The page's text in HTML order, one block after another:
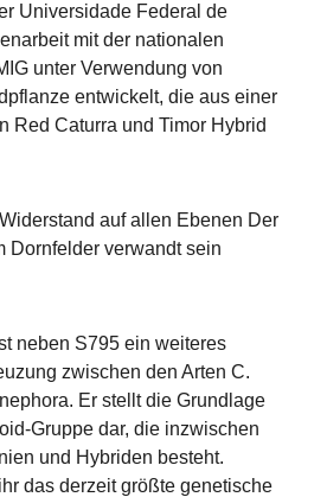
Universidade Federal de
mit der nationalen
unter Verwendung von
entwickelt, die aus einer
Red Caturra und Timor Hybrid
auf allen Ebenen Der
Dornfelder verwandt sein
neben S795 ein weiteres
zwischen den Arten C.
Er stellt die Grundlage
Gruppe dar, die inzwischen
und Hybriden besteht.
das derzeit größte genetische